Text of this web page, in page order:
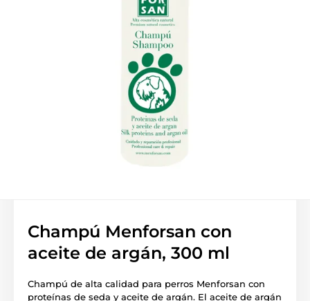
Champú Menforsan con
aceite de argán, 300 ml
Champú de alta calidad para perros Menforsan con
proteínas de seda y aceite de argán. El aceite de argán